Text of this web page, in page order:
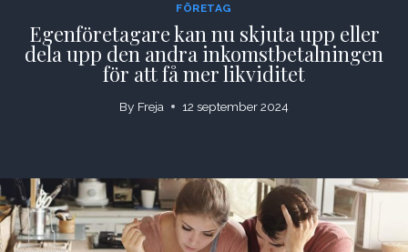
FÖRETAG
Egenföretagare kan nu skjuta upp eller
dela upp den andra inkomstbetalningen
för att få mer likviditet
By Freja 12 september 2024